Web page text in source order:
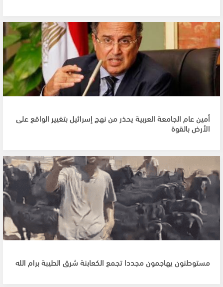
أمين عام الجامعة العربية يحذر من نهج إسرائيل بتغيير الواقع على
الأرض بالقوة
مستوطنون يهاجمون مجددا تجمع الكعابنة شرق الطيبة برام الله